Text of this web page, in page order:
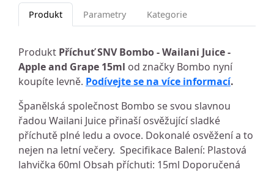
Produkt Parametry Kategorie
Produkt Příchuť SNV Bombo - Wailani Juice -
Apple and Grape 15ml od značky Bombo nyní
koupíte levně. Podívejte se na více informací.
Španělská společnost Bombo se svou slavnou
řadou Wailani Juice přinaší osvěžující sladké
příchutě plné ledu a ovoce. Dokonalé osvěžení a to
nejen na letní večery. Specifikace Balení: Plastová
lahvička 60ml Obsah příchuti: 15ml Doporučená